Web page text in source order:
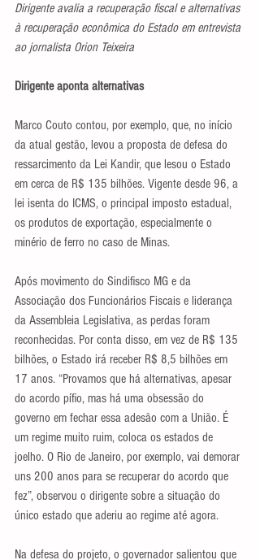
Dirigente avalia a recuperação fiscal e alternativas
à recuperação econômica do Estado em entrevista
ao jornalista Orion Teixeira
Dirigente aponta alternativas
Marco Couto contou, por exemplo, que, no início
da atual gestão, levou a proposta de defesa do
ressarcimento da Lei Kandir, que lesou o Estado
em cerca de R$ 135 bilhões. Vigente desde 96, a
lei isenta do ICMS, o principal imposto estadual,
os produtos de exportação, especialmente o
minério de ferro no caso de Minas.
Após movimento do Sindifisco MG e da
Associação dos Funcionários Fiscais e liderança
da Assembleia Legislativa, as perdas foram
reconhecidas. Por conta disso, em vez de R$ 135
bilhões, o Estado irá receber R$ 8,5 bilhões em
17 anos. “Provamos que há alternativas, apesar
do acordo pífio, mas há uma obsessão do
governo em fechar essa adesão com a União. É
um regime muito ruim, coloca os estados de
joelho. O Rio de Janeiro, por exemplo, vai demorar
uns 200 anos para se recuperar do acordo que
fez”, observou o dirigente sobre a situação do
único estado que aderiu ao regime até agora.
Na defesa do projeto, o governador salientou que